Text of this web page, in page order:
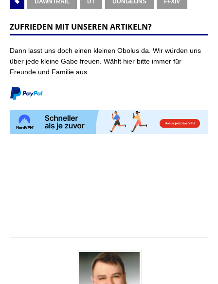
ZUFRIEDEN MIT UNSEREN ARTIKELN?
Dann lasst uns doch einen kleinen Obolus da. Wir würden uns
über jede kleine Gabe freuen. Wählt hier bitte immer für
Freunde und Familie aus.